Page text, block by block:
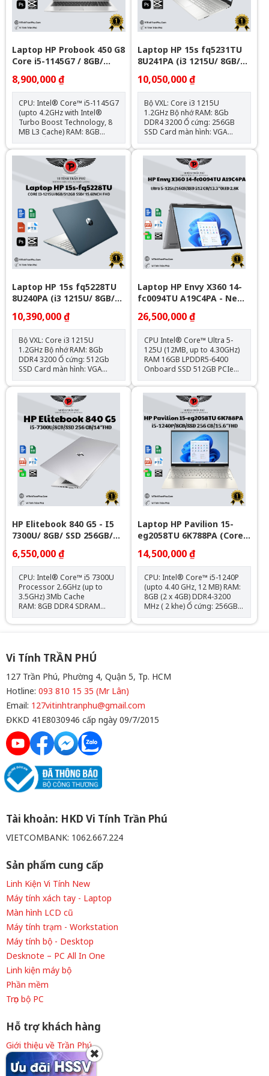
lượng: 1.28kg Loại Pin: 58 Wh
Lithium-Ion
Bao Gồm
Laptop HP Probook 450 G8
Core i5-1145G7 / 8GB/
Nvme 256GB/ 15.6"
8,900,000 ₫
CPU: Intel® Core™ i5-1145G7
(upto 4.2GHz with Intel®
Turbo Boost Technology, 8
MB L3 Cache) RAM: 8GB
DDR4 Ổ cứng: 256GB M.2
PCIe NVMe VGA: Intel® Iris®
Xᵉ Graphics Màn hình: 15.6
4, 3x USB 3.1 Type-A, 1x
HDMI 1.4; 1x Khe SD, Jack
3.5mm Trọng lượng: 1.75kg
Loại Pin: HP Long Life 3-cell,
45 Wh Li-ion Polymer Hệ điều
hành: Chưa Bao Gồm
Laptop HP 15s fq5231TU
8U241PA (i3 1215U/ 8GB/
256GB SSD/15.6 inch
FHD/Win11/ Silver)
10,050,000 ₫
Bộ VXL: Core i3 1215U
1.2GHz Bộ nhớ RAM: 8Gb
DDR4 3200 Ổ cứng: 256GB
SSD Card màn hình: VGA
onboard - Intel UHD
Graphics Kích thước màn
hình: 15.6inch Full HD Hệ điều
hành: Windows 11 Home
Laptop HP 15s fq5228TU
8U240PA (i3 1215U/ 8GB/
512GB SSD/15.6 inch
FHD/Win11/ Blue)
10,390,000 ₫
Bộ VXL: Core i3 1215U
1.2GHz Bộ nhớ RAM: 8Gb
DDR4 3200 Ổ cứng: 512Gb
SSD Card màn hình: VGA
onboard - Intel UHD
Graphics Kích thước màn
hình: 15.6inch Full HD Hệ điều
hành: Windows 11 Home
Laptop HP Envy X360 14-
fc0094TU A19C4PA - New
26,500,000 ₫
CPU Intel® Core™ Ultra 5-
125U (12MB, up to 4.30GHz)
RAM 16GB LPDDR5-6400
Onboard SSD 512GB PCIe®
Gen4 NVMe™ M.2 VGA Intel®
Graphics Display 14 inch
OLED 2.8K Touch, 120Hz,
100% DCI-P3, Low Blue Light
Pin 3-cell 59Wh Vỏ ALU, PEN,
Led Keyboard, IR Weight
(Bạc) OS Windows 11 Home
SL
HP Elitebook 840 G5 - I5
7300U/ 8GB/ SSD 256GB/
6,550,000 ₫
CPU: Intel® Core™ i5 7300U
Processor 2.6GHz (up to
3.5GHz) 3Mb Cache
RAM: 8GB DDR4 SDRAM
2400MHz Đĩa cứng: 256 M.2
PCIe NVMe Solid State Drive
Webcam slim (1920×1080)
Card đồ họa: Intel® UHD
Graphics 620 Vỏ Kim Loại
Nguyên Khối
Laptop HP Pavilion 15-
eg2058TU 6K788PA (Core
i5-1240P | 8GB | 256GB |
Intel Iris Xe | 15.6 inch
FHD | Windows 11 | Vàng)
14,500,000 ₫
CPU: Intel® Core™ i5-1240P
(upto 4.40 GHz, 12 MB) RAM:
8GB (2 x 4GB) DDR4-3200
MHz ( 2 khe) Ổ cứng: 256GB
PCIe® NVMe™ M.2 SSD VGA:
Intel® Iris® Xe Graphics
Li-ion Cân nặng: 1.74 kg Màu
sắc: Vàng OS: Windows 11
Vi Tính TRẦN PHÚ
127 Trần Phú, Phường 4, Quận 5, Tp. HCM
Hotline: 093 810 15 35 (Mr Lân)
Email: 127vitinhtranphu@gmail.com
ĐKKD 41E8030946 cấp ngày 09/7/2015
Tài khoản: HKD Vi Tính Trần Phú
VIETCOMBANK: 1062.667.224
Sản phẩm cung cấp
Linh Kiện Vi Tính New
Máy tính xách tay - Laptop
Màn hình LCD cũ
Máy tính trạm - Workstation
Máy tính bộ - Desktop
Desknote – PC All In One
Linh kiện máy bộ
Phần mềm
Trọn bộ PC
Hỗ trợ khách hàng
Giới thiệu về Trần Phú
Thông tin tuyển dụng✖